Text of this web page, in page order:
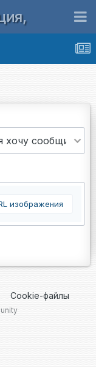
изображения
Cookie-файлы